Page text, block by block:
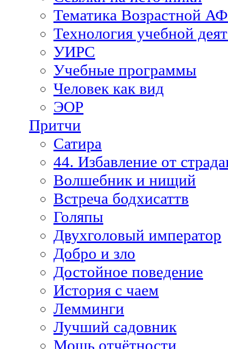
Тематика Возрастной
Технология учебной
УИРС
Учебные программы
Человек как вид
ЭОР
Притчи
Сатира
44. Избавление от
Волшебник и нищий
Встреча бодхисаттв
Голяпы
Двухголовый император
Добро и зло
Достойное поведение
История с чаем
Лемминги
Лучший садовник
Мощь отчётности